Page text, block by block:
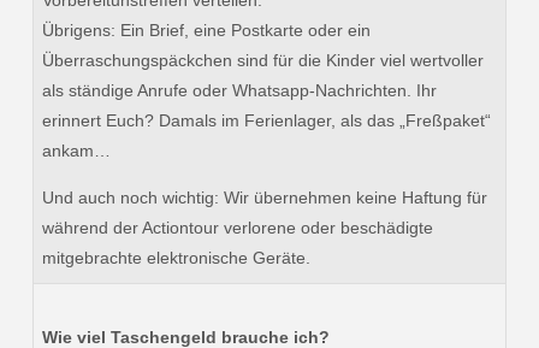
Übrigens: Ein Brief, eine Postkarte oder ein
Überraschungspäckchen sind für die Kinder viel wertvoller
als ständige Anrufe oder Whatsapp-Nachrichten. Ihr
erinnert Euch? Damals im Ferienlager, als das „Freßpaket“
ankam…
Und auch noch wichtig: Wir übernehmen keine Haftung für
während der Actiontour verlorene oder beschädigte
mitgebrachte elektronische Geräte.
Wie viel Taschengeld brauche ich?